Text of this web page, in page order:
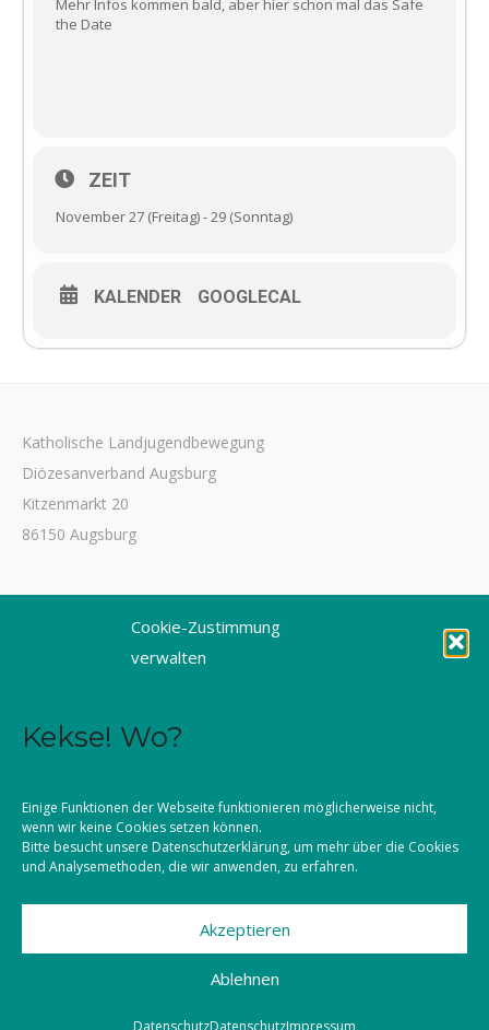
Cookie-Zustimmung
verwalten
Kekse! Wo?
Einige Funktionen der Webseite funktionieren möglicherweise nicht,
wenn wir keine Cookies setzen können.
Bitte besucht unsere Datenschutzerklärung, um mehr über die Cookies
und Analysemethoden, die wir anwenden, zu erfahren.
Akzeptieren
Ablehnen
DatenschutzDatenschutzImpressum
Mehr Infos kommen bald, aber hier schon mal das Safe
the Date
ZEIT
November 27 (Freitag) - 29 (Sonntag)
KALENDER GOOGLECAL
Katholische Landjugendbewegung
Diözesanverband Augsburg
Kitzenmarkt 20
86150 Augsburg
Fax 0821 3166-3459
E-Mail: dioezesanstelle@kljb-augsburg.de
Impressum
Kontakt
©2026 KLJB Augsburg